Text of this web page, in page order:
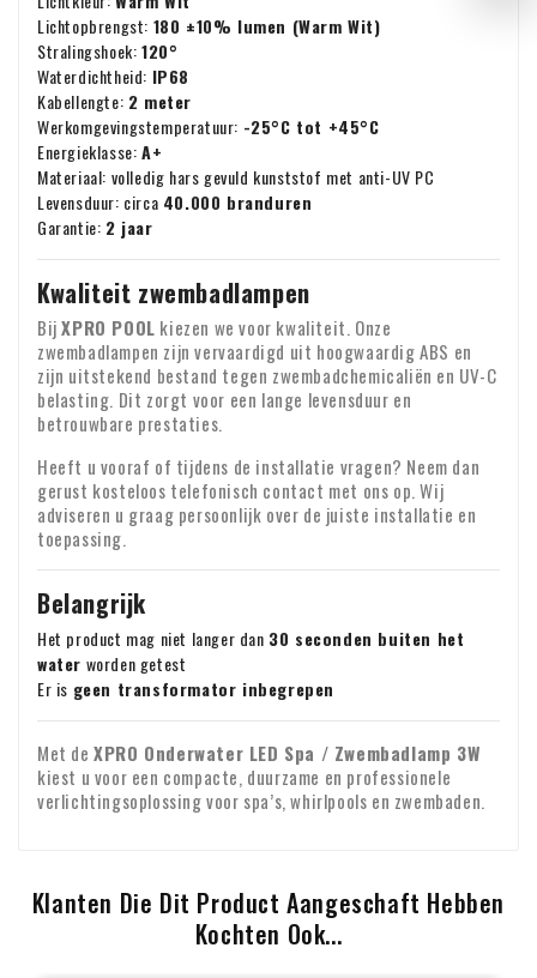
Lichtopbrengst: 180 ±10% lumen (Warm Wit)
Stralingshoek:120°
Waterdichtheid: IP68
Kabellengte: 2 meter
Werkomgevingstemperatuur: -25°C tot +45°C
Energieklasse:A+
Materiaal: volledig hars gevuld kunststof met anti-UV PC
Levensduur: circa 40.000 branduren
Garantie: 2 jaar
Kwaliteit zwembadlampen
BijXPRO POOL kiezen we voor kwaliteit. Onze
zwembadlampen zijn vervaardigd uit hoogwaardig ABS en
zijn uitstekend bestand tegen zwembadchemicaliën en UV-C
belasting. Dit zorgt voor een lange levensduur en
betrouwbare prestaties.
Heeft u vooraf of tijdens de installatie vragen? Neem dan
gerust kosteloos telefonisch contact met ons op. Wij
adviseren u graag persoonlijk over de juiste installatie en
toepassing.
Belangrijk
Het product mag niet langer dan 30 seconden buiten het
water worden getest
Er is geen transformator inbegrepen
Met deXPRO Onderwater LED Spa / Zwembadlamp 3W
kiest u voor een compacte, duurzame en professionele
verlichtingsoplossing voor spa’s, whirlpools en zwembaden.
Klanten Die Dit Product Aangeschaft Hebben
Kochten Ook...